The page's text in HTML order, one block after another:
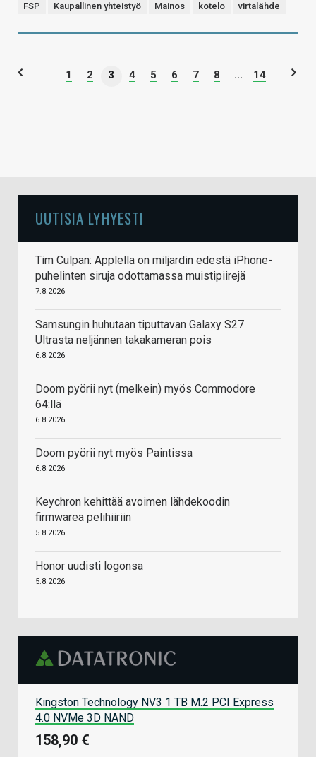
FSP Kaupallinen yhteistyö Mainos kotelo virtalähde
1 2 3 4 5 6 7 8 ... 14
UUTISIA LYHYESTI
Tim Culpan: Applella on miljardin edestä iPhone-
puhelinten siruja odottamassa muistipiirejä
7.8.2026
Samsungin huhutaan tiputtavan Galaxy S27
Ultrasta neljännen takakameran pois
6.8.2026
Doom pyörii nyt (melkein) myös Commodore
64:llä
6.8.2026
Doom pyörii nyt myös Paintissa
6.8.2026
Keychron kehittää avoimen lähdekoodin
firmwarea pelihiiriin
5.8.2026
Honor uudisti logonsa
5.8.2026
Kingston Technology NV3 1 TB M.2 PCI Express
4.0 NVMe 3D NAND
158,90 €